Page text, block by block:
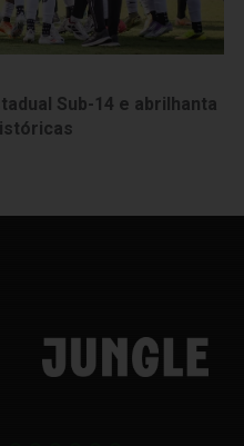
Sub-14 e abrilhanta